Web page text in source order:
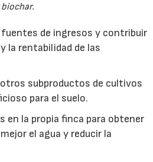
de ingresos y contribuir
la rentabilidad de las
subproductos de cultivos
para el suelo.
en la propia finca para obtener
el agua y reducir la